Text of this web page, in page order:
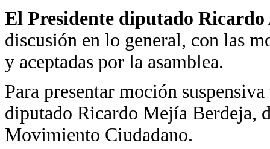
El Presidente diputado
discusión en lo general, con las
y aceptadas por la asamblea.
Para presentar moción
diputado Ricardo Mejía Berdeja,
Movimiento Ciudadano.